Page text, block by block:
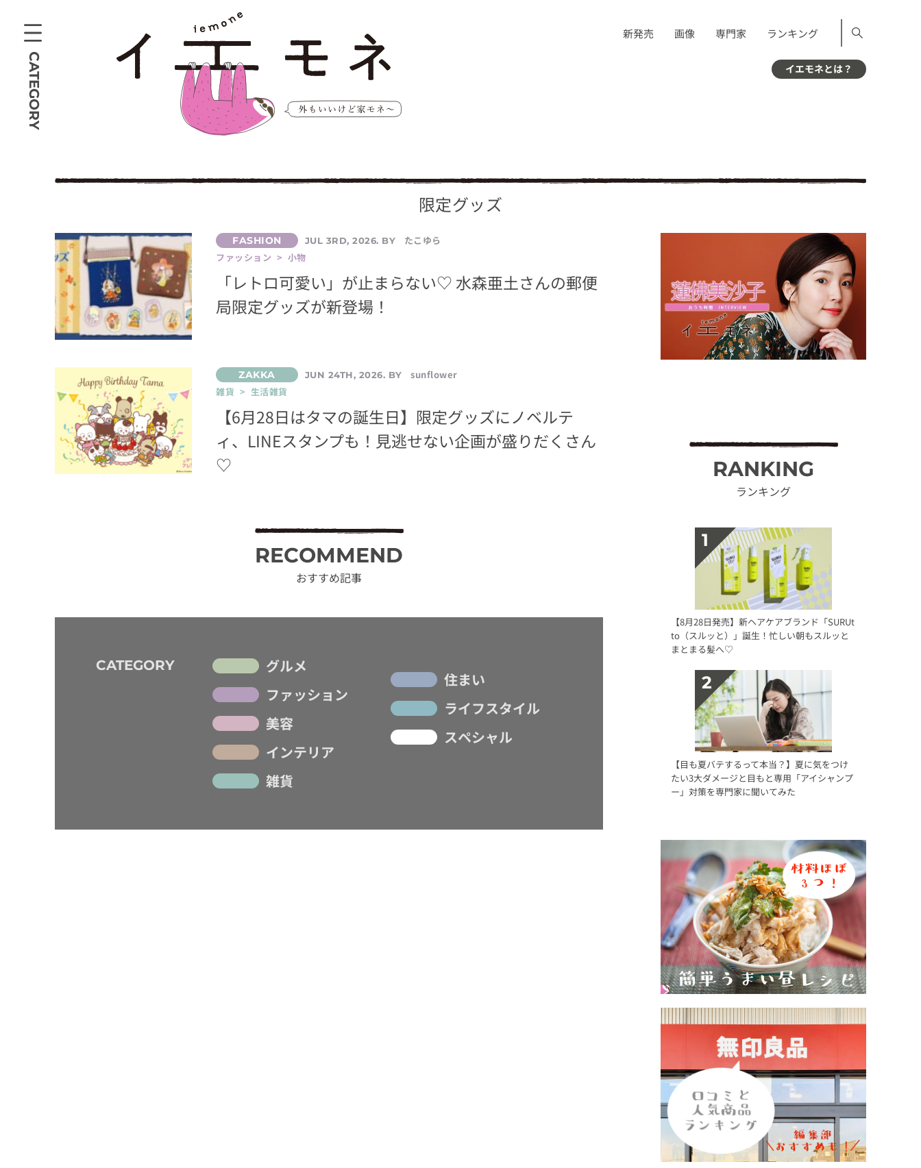
CATEGORY
新発売 画像 専門家 ランキング
イエモネとは？
限定グッズ
JUL 3RD, 2026. BY
たこゆら
ファッション > 小物
「レトロ可愛い」が止まらない♡ 水森亜土さんの郵便
局限定グッズが新登場！
JUN 24TH, 2026. BY
sunflower
雑貨 > 生活雑貨
【6月28日はタマの誕生日】限定グッズにノベルテ
ィ、LINEスタンプも！見逃せない企画が盛りだくさん
♡
RECOMMEND
おすすめ記事
CATEGORY
グルメ
ファッション
美容
インテリア
雑貨
住まい
ライフスタイル
スペシャル
RANKING
ランキング
【8月28日発売】新ヘアケアブランド「SURUt
to（スルッと）」誕生！忙しい朝もスルッと
まとまる髪へ♡
【目も夏バテするって本当？】夏に気をつけ
たい3大ダメージと目もと専用「アイシャンプ
ー」対策を専門家に聞いてみた